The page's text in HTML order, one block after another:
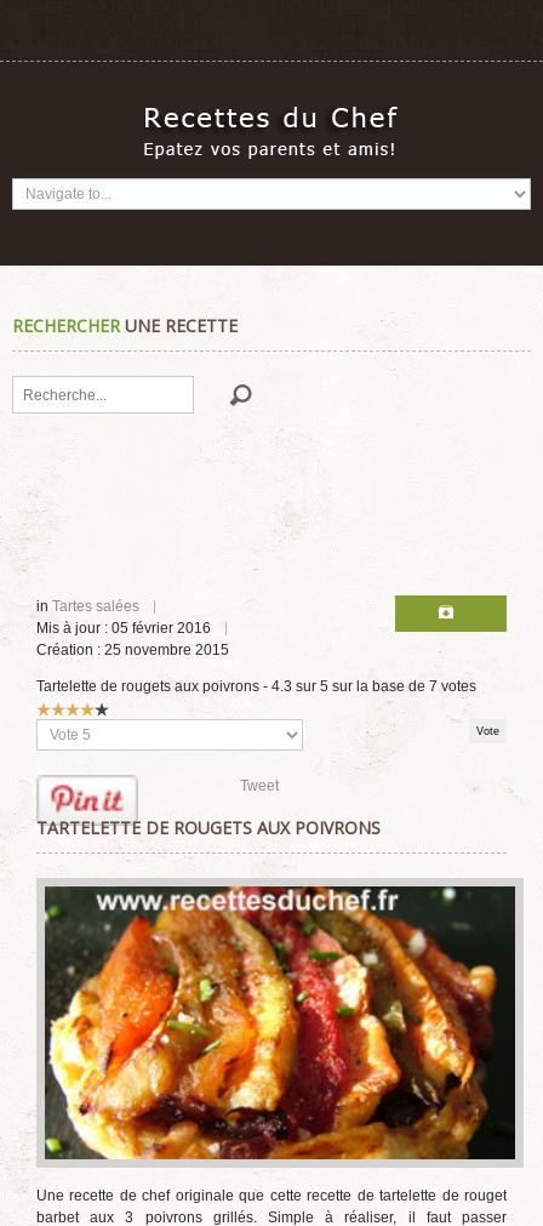
RECHERCHERUNE RECETTE
Rechercher
in Tartes salées
Mis à jour : 05 février 2016
Création : 25 novembre 2015
Tartelette de rougets aux poivrons - 4.3 sur 5 sur la base de 7votes
Vote
utilisateur:
Veuillez
voter
Tweet
TARTELETTE DE ROUGETS AUX POIVRONS
Une recette de chef originale que cette recette de tartelette de rouget
barbet aux 3 poivrons grillés. Simple à réaliser, il faut passer